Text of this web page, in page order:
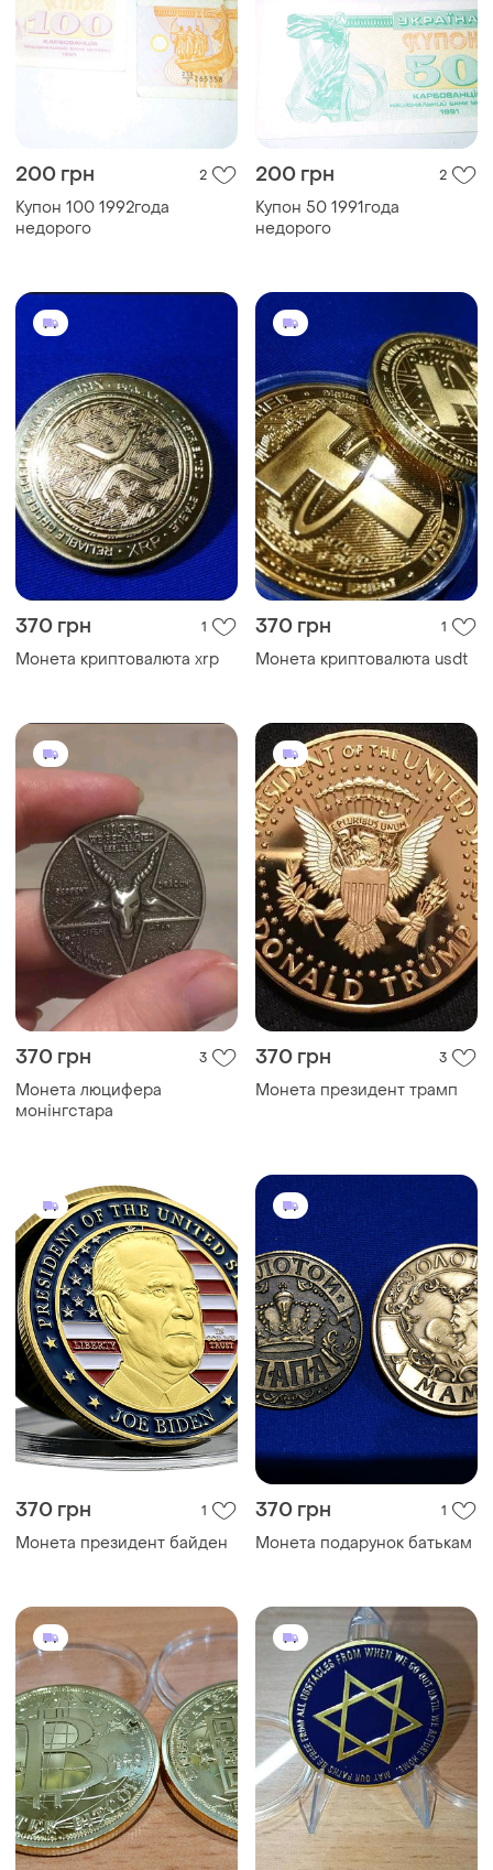
200 грн 2
Купон 100 1992года
недорого
200 грн 2
Купон 50 1991года
недорого
370 грн 1
Монета криптовалюта xrp
370 грн 1
Монета криптовалюта usdt
370 грн 3
Монета люцифера
монінгстара
370 грн 3
Монета президент трамп
370 грн 1
Монета президент байден
370 грн 1
Монета подарунок батькам